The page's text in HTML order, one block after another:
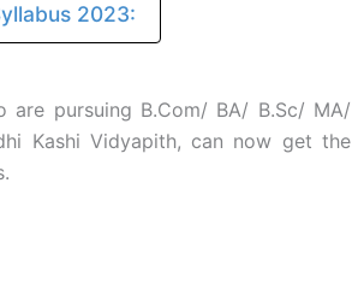
2023:
pursuing B.Com/ BA/ B.Sc/ MA/
Kashi Vidyapith, can now get the